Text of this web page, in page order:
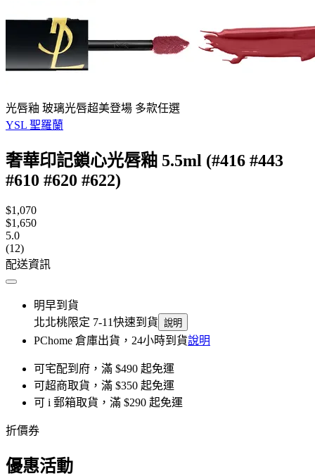
光唇釉 玻璃光唇超美登場 多款任選
YSL 聖羅蘭
奢華印記鎖心光唇釉 5.5ml (#416 #443
#610 #620 #622)
$1,070
$1,650
5.0
(12)
配送資訊
明早到貨
北北桃限定 7-11快速到貨 說明
PChome 倉庫出貨，24小時到貨說明
可宅配到府，滿 $490 起免運
可超商取貨，滿 $350 起免運
可 i 郵箱取貨，滿 $290 起免運
折價券
優惠活動